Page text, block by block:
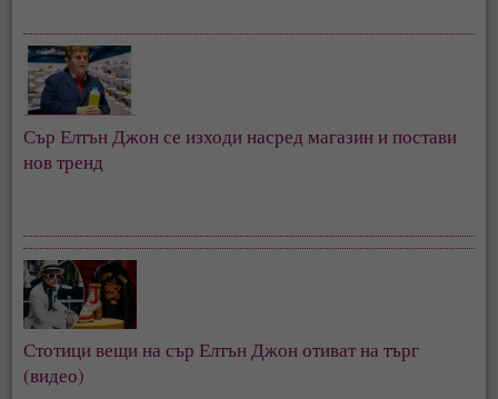
Сър Елтън Джон се изходи насред магазин и постави
нов тренд
Стотици вещи на сър Елтън Джон отиват на търг
(видео)